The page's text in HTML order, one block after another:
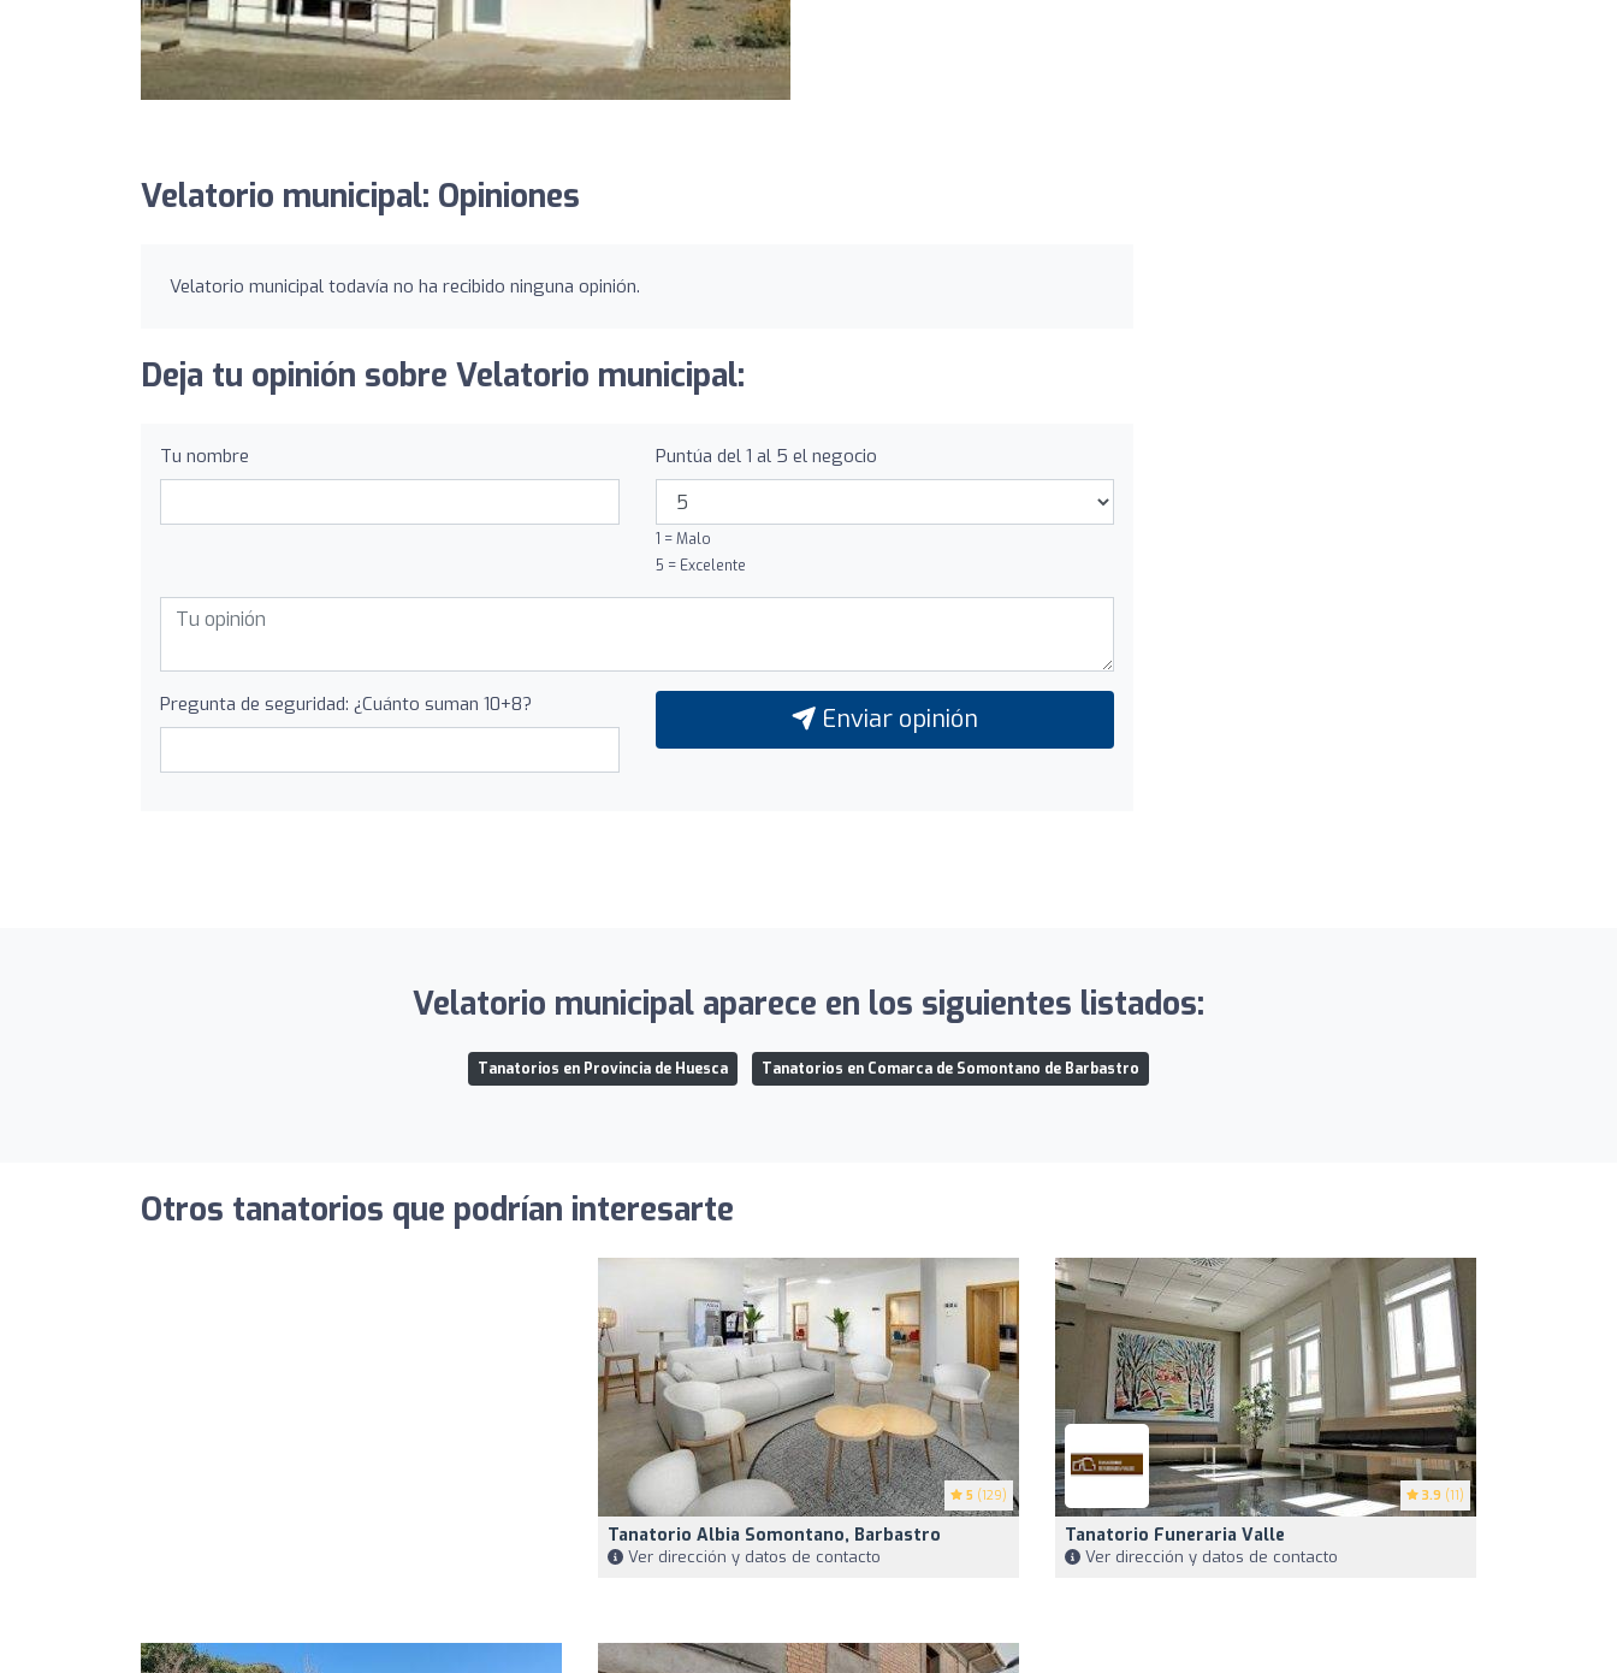
Velatorio municipal: Opiniones
Velatorio municipal todavía no ha recibido ninguna opinión.
Deja tu opinión sobre Velatorio municipal:
Tu nombre Puntúa del 1 al 5 el negocio
1 = Malo
5 = Excelente
Pregunta de seguridad: ¿Cuánto suman 10+8? Enviar opinión
Velatorio municipal aparece en los siguientes listados:
Tanatorios en Provincia de Huesca Tanatorios en Comarca de Somontano de Barbastro
Otros tanatorios que podrían interesarte
5 (129)
Tanatorio Albia Somontano, Barbastro
Ver dirección y datos de contacto
3.9 (11)
Tanatorio Funeraria Valle
Ver dirección y datos de contacto